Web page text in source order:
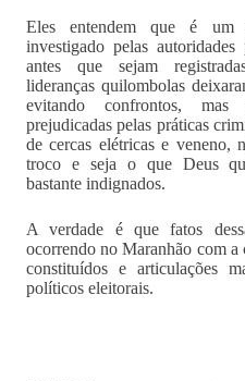
Eles entendem que é um
investigado pelas
antes que sejam
lideranças quilombolas
evitando confrontos, mas
prejudicadas pelas práticas
de cercas elétricas e veneno,
troco e seja o que Deus
bastante indignados.
A verdade é que fatos
ocorrendo no Maranhão com a
constituídos e articulações
políticos eleitorais.